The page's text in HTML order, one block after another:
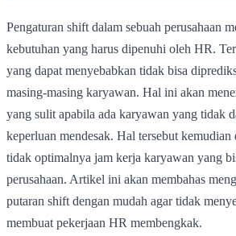
Pengaturan shift dalam sebuah perusahaan
kebutuhan yang harus dipenuhi oleh HR.
yang dapat menyebabkan tidak bisa
masing-masing karyawan. Hal ini akan
yang sulit apabila ada karyawan yang tidak
keperluan mendesak. Hal tersebut kemudian
tidak optimalnya jam kerja karyawan yang
perusahaan. Artikel ini akan membahas
putaran shift dengan mudah agar tidak
membuat pekerjaan HR membengkak.